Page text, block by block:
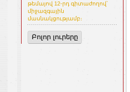
թեմայով 12-րդ գիտաժողով՝
միջազգային
մասնակցությամբ։
Բոլոր լուրերը